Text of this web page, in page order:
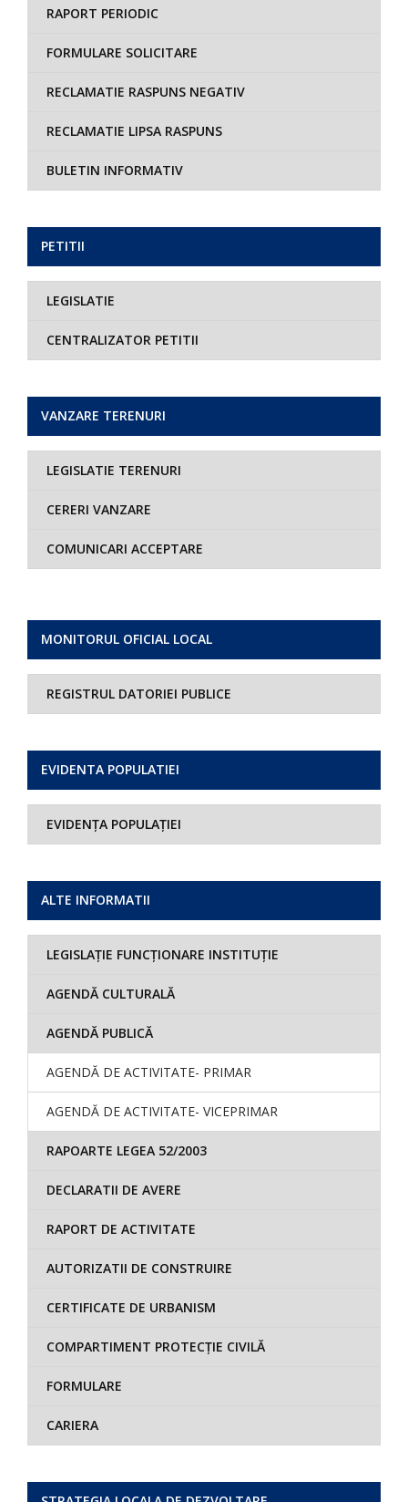
MONITORUL OFICIAL LOCAL
REGISTRUL DATORIEI PUBLICE
EVIDENTA POPULATIEI
EVIDENȚA POPULAȚIEI
ALTE INFORMATII
LEGISLAȚIE FUNCȚIONARE INSTITUȚIE
AGENDĂ CULTURALĂ
AGENDĂ PUBLICĂ
AGENDĂ DE ACTIVITATE- PRIMAR
AGENDĂ DE ACTIVITATE- VICEPRIMAR
RAPOARTE LEGEA 52/2003
DECLARATII DE AVERE
RAPORT DE ACTIVITATE
AUTORIZATII DE CONSTRUIRE
CERTIFICATE DE URBANISM
COMPARTIMENT PROTECȚIE CIVILĂ
FORMULARE
CARIERA
RAPORT PERIODIC
FORMULARE SOLICITARE
RECLAMATIE RASPUNS NEGATIV
RECLAMATIE LIPSA RASPUNS
BULETIN INFORMATIV
PETITII
LEGISLATIE
CENTRALIZATOR PETITII
VANZARE TERENURI
LEGISLATIE TERENURI
CERERI VANZARE
COMUNICARI ACCEPTARE